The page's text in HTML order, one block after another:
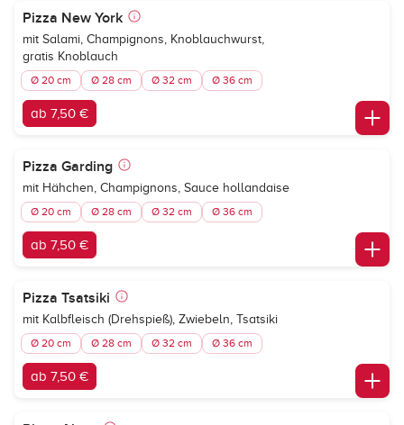
Pizza New York
mit Salami, Champignons, Knoblauchwurst,
gratis Knoblauch
Ø 20 cm Ø 28 cm Ø 32 cm Ø 36 cm
ab 7,50 €
Pizza Garding
mit Hähchen, Champignons, Sauce hollandaise
Ø 20 cm Ø 28 cm Ø 32 cm Ø 36 cm
ab 7,50 €
Pizza Tsatsiki
mit Kalbfleisch (Drehspieß), Zwiebeln, Tsatsiki
Ø 20 cm Ø 28 cm Ø 32 cm Ø 36 cm
ab 7,50 €